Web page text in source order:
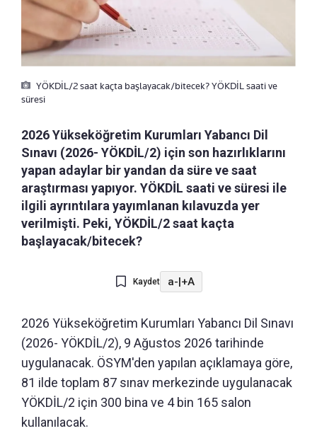
YÖKDİL/2 saat kaçta başlayacak/bitecek? YÖKDİL saati ve
süresi
2026 Yükseköğretim Kurumları Yabancı Dil
Sınavı (2026- YÖKDİL/2) için son hazırlıklarını
yapan adaylar bir yandan da süre ve saat
araştırması yapıyor. YÖKDİL saati ve süresi ile
ilgili ayrıntılara yayımlanan kılavuzda yer
verilmişti. Peki, YÖKDİL/2 saat kaçta
başlayacak/bitecek?
Kaydet a-|+A
2026 Yükseköğretim Kurumları Yabancı Dil Sınavı
(2026- YÖKDİL/2), 9 Ağustos 2026 tarihinde
uygulanacak. ÖSYM'den yapılan açıklamaya göre,
81 ilde toplam 87 sınav merkezinde uygulanacak
YÖKDİL/2 için 300 bina ve 4 bin 165 salon
kullanılacak.